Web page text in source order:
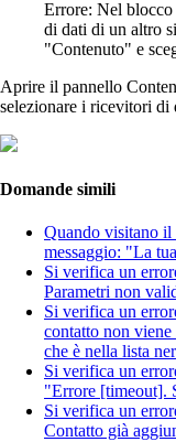
Errore: Nel
di dati di un altro
"Contenuto" e
Aprire il pannello
selezionare i ricevitori di
Domande simili
Quando visitano
messaggio: "La
Si verifica un
Parametri non
Si verifica un
contatto non
che è nella lista
Si verifica un
"Errore [timeout].
Si verifica un
Contatto già